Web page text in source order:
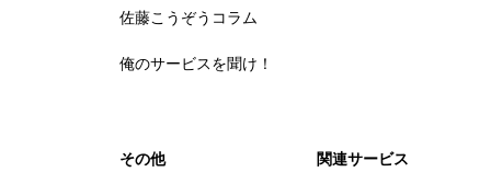
佐藤こうぞうコラム
俺のサービスを聞け！
その他
関連サービス